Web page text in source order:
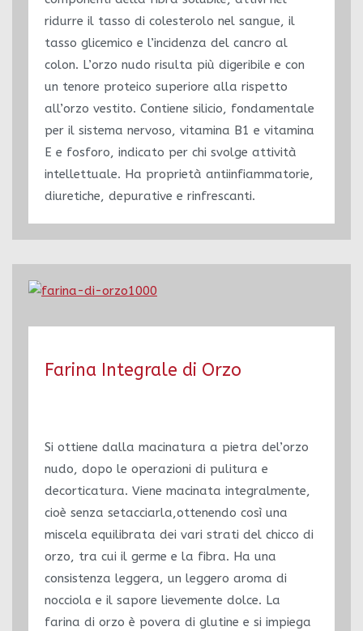
ridurre il tasso di colesterolo nel sangue, il
tasso glicemico e l’incidenza del cancro al
colon. L’orzo nudo risulta più digeribile e con
un tenore proteico superiore alla rispetto
all’orzo vestito. Contiene silicio, fondamentale
per il sistema nervoso, vitamina B1 e vitamina
E e fosforo, indicato per chi svolge attività
intellettuale. Ha proprietà antiinfiammatorie,
diuretiche, depurative e rinfrescanti.
Farina Integrale di Orzo
Si ottiene dalla macinatura a pietra del’orzo
nudo, dopo le operazioni di pulitura e
decorticatura. Viene macinata integralmente,
cioè senza setacciarla,ottenendo così una
miscela equilibrata dei vari strati del chicco di
orzo, tra cui il germe e la fibra. Ha una
consistenza leggera, un leggero aroma di
nocciola e il sapore lievemente dolce. La
farina di orzo è povera di glutine e si impiega